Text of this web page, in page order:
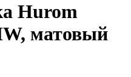
Hurom
матовый